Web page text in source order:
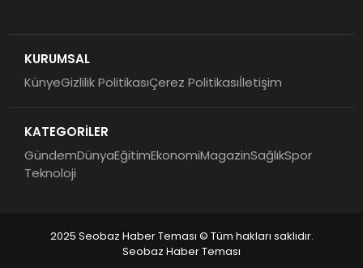
KURUMSAL
KünyeGizlilik PolitikasıÇerez Politikasıİletişim
KATEGORİLER
GündemDünyaEğitimEkonomiMagazinSağlıkSpor
Teknoloji
2025 Seobaz Haber Teması © Tüm hakları saklıdır.
Seobaz Haber Teması